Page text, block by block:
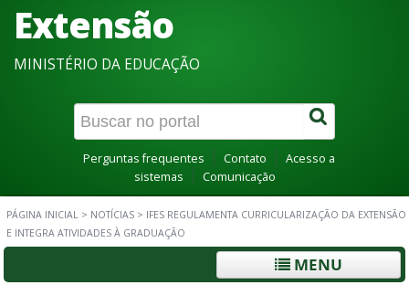
Acesso à informação
Extensão
MINISTÉRIO DA EDUCAÇÃO
Perguntas frequentes Contato
Acesso a
sistemas
Comunicação
PÁGINA INICIAL > NOTÍCIAS > IFES REGULAMENTA CURRICULARIZAÇÃO DA EXTENSÃO
E INTEGRA ATIVIDADES À GRADUAÇÃO
MENU